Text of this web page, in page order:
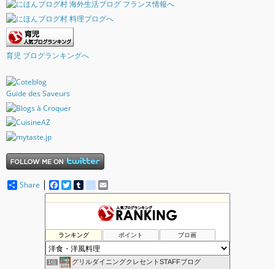
育児 ブログランキングへ
Guide des Saveurs
Share
F
a
c
o
o
k
T
w
i
e
r
T
u
m
r
d
e
l
o
u
s
m
a
i
l
ランキング ポイント ブロ画
1位 グリルダイニングクレセントSTAFFブログ